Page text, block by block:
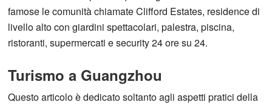
famose le comunità chiamate Clifford Estates, residence di
livello alto con giardini spettacolari, palestra, piscina,
ristoranti, supermercati e security 24 ore su 24.
Turismo a Guangzhou
Questo articolo è dedicato soltanto agli aspetti pratici della